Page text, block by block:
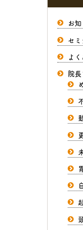
お
セ
よ
院